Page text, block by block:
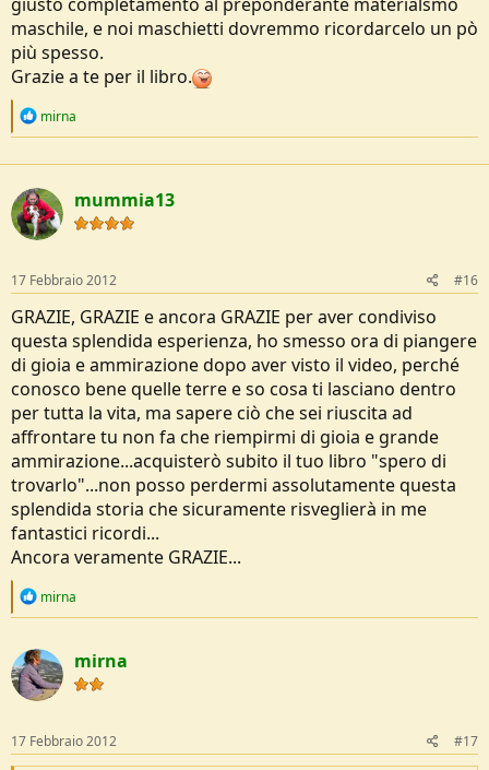
maschile, e noi maschietti dovremmo ricordarcelo un pò
più spesso.
Grazie a te per il libro.
R
c
t
i
o
n
mirna
mummia13
17 Febbraio 2012 #16
GRAZIE, GRAZIE e ancora GRAZIE per aver condiviso
questa splendida esperienza, ho smesso ora di piangere
di gioia e ammirazione dopo aver visto il video, perché
conosco bene quelle terre e so cosa ti lasciano dentro
per tutta la vita, ma sapere ciò che sei riuscita ad
affrontare tu non fa che riempirmi di gioia e grande
ammirazione...acquisterò subito il tuo libro "spero di
trovarlo"...non posso perdermi assolutamente questa
splendida storia che sicuramente risveglierà in me
fantastici ricordi...
Ancora veramente GRAZIE...
R
c
t
i
o
s
:
mirna
mirna
17 Febbraio 2012 #17